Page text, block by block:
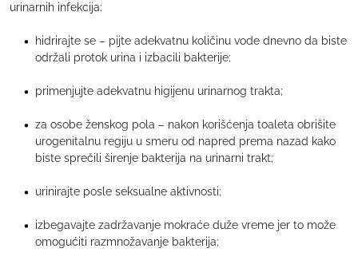
urinarnih infekcija:
hidrirajte se – pijte adekvatnu količinu vode dnevno da biste
održali protok urina i izbacili bakterije;
primenjujte adekvatnu higijenu urinarnog trakta;
za osobe ženskog pola – nakon korišćenja toaleta obrišite
urogenitalnu regiju u smeru od napred prema nazad kako
biste sprečili širenje bakterija na urinarni trakt;
urinirajte posle seksualne aktivnosti;
izbegavajte zadržavanje mokraće duže vreme jer to može
omogućiti razmnožavanje bakterija;